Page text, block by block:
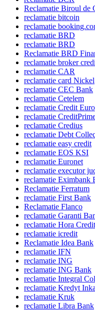
Reclamatie Biroul de
reclamatie bitcoin
reclamatie
reclamatie BRD
reclamatie BRD
Reclamatie BRD
reclamatie broker
reclamatie CAR
reclamatie card Nickel
reclamatie CEC Bank
reclamatie Cetelem
reclamatie Credit
reclamatie
reclamatie Credius
reclamatie Debt
reclamatie easy credit
reclamatie EOS KSI
reclamatie Euronet
reclamatie executor
reclamatie Eximbank
Reclamatie Ferratum
reclamatie First Bank
Reclamatie Flanco
reclamatie Garanti
reclamatie Hora Credit
reclamatie icredit
Reclamatie Idea Bank
reclamatie IFN
reclamatie ING
reclamatie ING Bank
reclamatie Integral
reclamatie Kredyt
reclamatie Kruk
reclamatie Libra Bank